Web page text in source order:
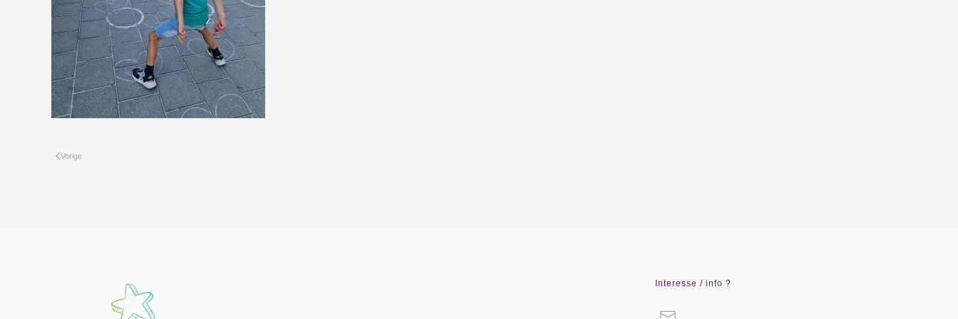
Vorige
Interesse / info ?